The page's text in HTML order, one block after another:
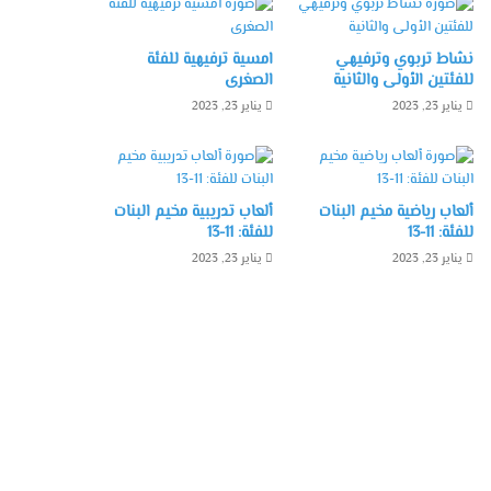
نشاط تربوي وترفيهي
للفئتين الأولى والثانية
يناير 23, 2023
امسية ترفيهية للفئة
الصغرى
يناير 23, 2023
ألعاب رياضية مخيم البنات
للفئة: 11-13
يناير 23, 2023
ألعاب تدريبية مخيم البنات
للفئة: 11-13
يناير 23, 2023